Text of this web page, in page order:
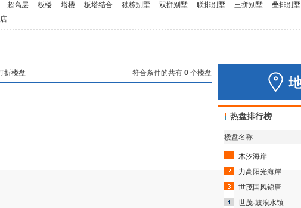
超高层 板楼 塔楼 板塔结合 独栋别墅 双拼别墅 联排别墅 三拼别墅 叠排别墅
折楼盘 符合条件的共有 0 个楼盘
热盘排行榜
楼盘名称
木汐海岸
力高阳光海岸
世茂国风锦唐
世茂·鼓浪水镇